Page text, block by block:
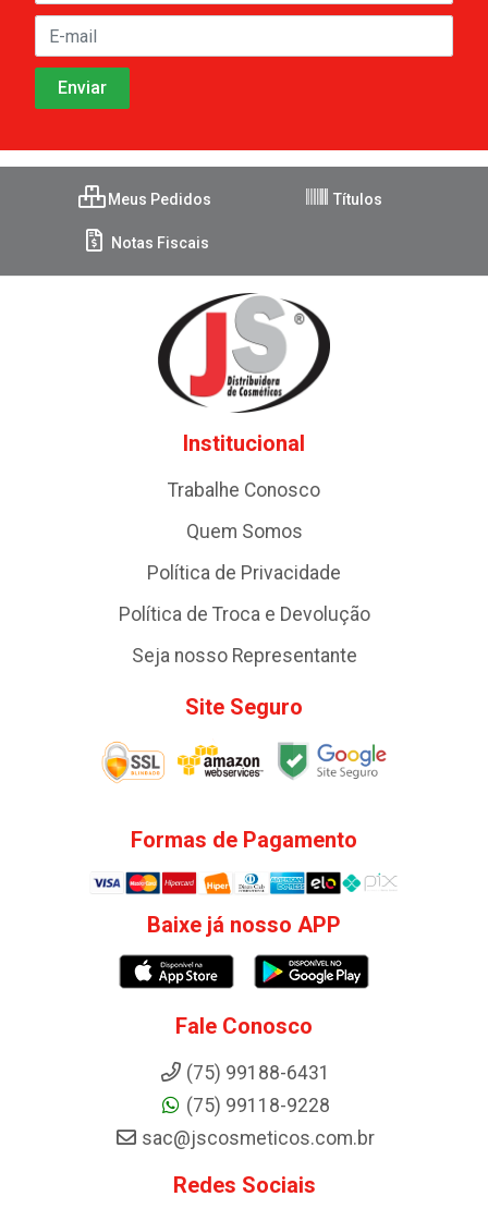
Meus Pedidos Títulos
Notas Fiscais
Institucional
Trabalhe Conosco
Quem Somos
Política de Privacidade
Política de Troca e Devolução
Seja nosso Representante
Site Seguro
Formas de Pagamento
Baixe já nosso APP
Fale Conosco
(75) 99188-6431
(75) 99118-9228
sac@jscosmeticos.com.br
Redes Sociais